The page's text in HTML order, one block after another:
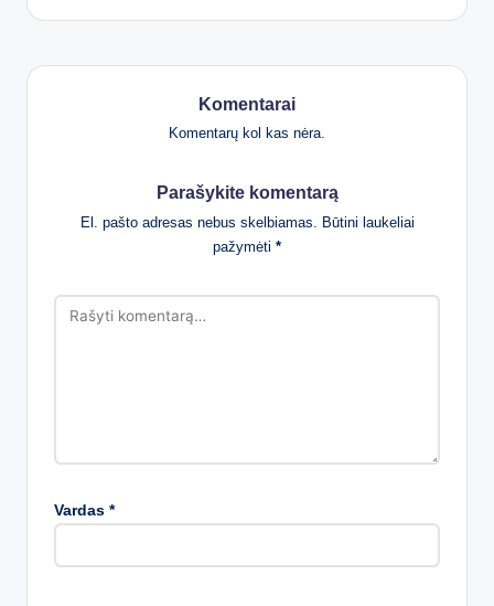
Komentarai
Komentarų kol kas nėra.
Parašykite komentarą
El. pašto adresas nebus skelbiamas. Būtini laukeliai
pažymėti *
Vardas *